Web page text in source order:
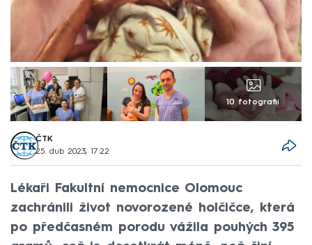
10 fotografií
ČTK
25. dub 2023, 17:22
Lékaři Fakultní nemocnice Olomouc
zachránili život novorozené holčičce, která
po předčasném porodu vážila pouhých 395